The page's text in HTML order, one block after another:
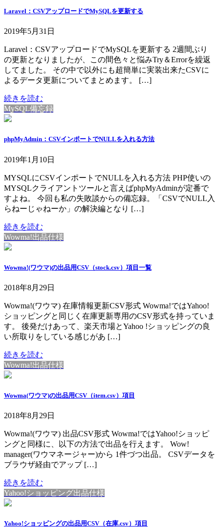
Laravel：CSVアップロードでMySQLを更新する
2019年5月31日
Laravel：CSVアップロードでMySQLを更新する 2週間ぶり
の更新となりましたが、この間色々と悩みTry＆Errorを繰返
してました。 その中で以外にも超簡単に実装出来たCSVに
よるデータ更新についてまとめます。 […]
続きを読む
MySQL備忘録
phpMyAdmin：CSVインポートでNULLを入れる方法
2019年1月10日
MYSQLにCSVインポートでNULLを入れる方法 PHP使いの
MYSQLクライアントツールと言えばphpMyAdminが定番で
すよね。 今回も私の失敗談からの備忘録。「CSVでNULL入
らねーじゃねーか」の解決編となり […]
続きを読む
Wowma!出品仕様
Wowma!(ワウマ)の出品用CSV（stock.csv）項目一覧
2018年8月29日
Wowma!(ワウマ) 在庫情報更新CSV形式 Wowma!ではYahoo!
ショッピングと同じく在庫更新専用のCSV形式を持っていま
す。 後発だけあって、楽天市場とYahoo !ショッピングの良
い所取りをしている感じがあ […]
続きを読む
Wowma!出品仕様
Wowma(ワウマ)の出品用CSV（item.csv）項目
2018年8月29日
Wowma!(ワウマ) 出品CSV形式 Wowma!ではYahoo!ショッピ
ングと同様に、以下の方法で出品を行えます。 Wow!
manager(ワウマネージャー)から 1件づつ出品。 CSVデータを
ブラウザ経由でアップ […]
続きを読む
Yahoo!ショッピング出品仕様
Yahoo!ショッピングの出品用CSV（在庫.csv）項目